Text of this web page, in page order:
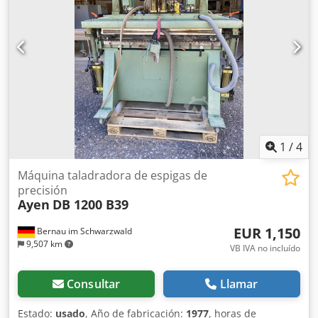
1 /4
Bernau im Schwarzwald
9,507 km
Máquina taladradora de espigas de
precisión
Ayen DB 1200 B39
EUR 1,150
VB IVA no incluído
Consultar Llamar
Estado: usado, Año de fabricación: 1977, horas de